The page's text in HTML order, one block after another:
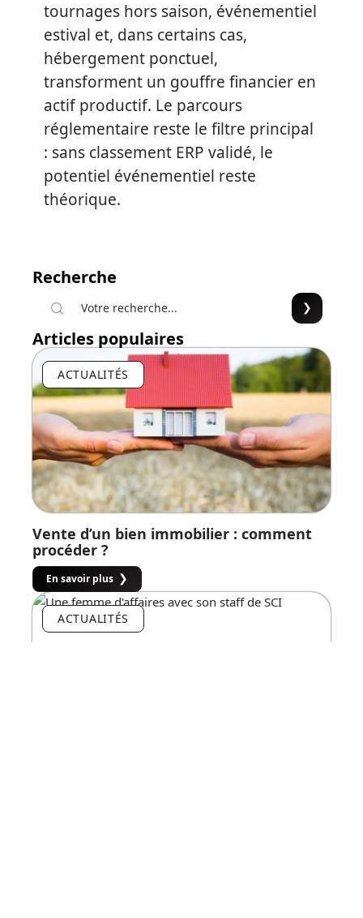
tournages hors saison, événementiel
estival et, dans certains cas,
hébergement ponctuel,
transforment un gouffre financier en
actif productif. Le parcours
réglementaire reste le filtre principal
: sans classement ERP validé, le
potentiel événementiel reste
théorique.
Recherche
Articles populaires
ACTUALITÉS
Vente d’un bien immobilier : comment
procéder ?
En savoir plus
ACTUALITÉS